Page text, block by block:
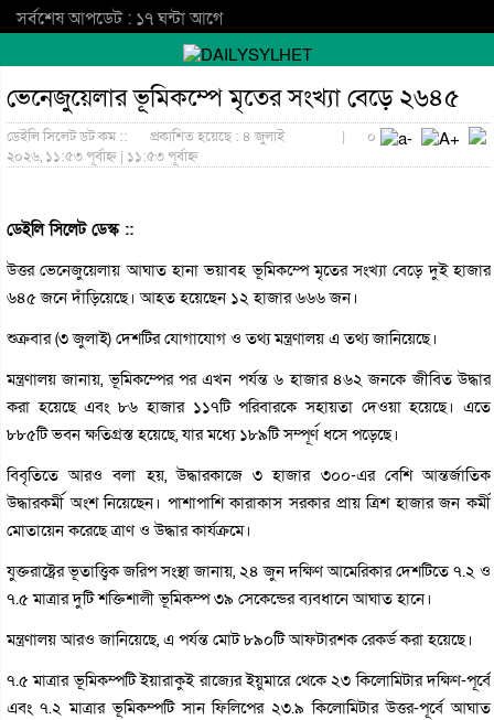
সর্বশেষ আপডেট : ১৭ ঘন্টা আগে
ভেনেজুয়েলার ভূমিকম্পে মৃতের সংখ্যা বেড়ে ২৬৪৫
ডেইলি সিলেট ডট কম ::
প্রকাশিত হয়েছে : ৪ জুলাই
২০২৬, ১১:৫৩ পূর্বাহ্ন | ১১:৫৩ পূর্বাহ্ন
| ০
ডেইলি সিলেট ডেস্ক ::
উত্তর ভেনেজুয়েলায় আঘাত হানা ভয়াবহ ভূমিকম্পে মৃতের সংখ্যা বেড়ে দুই হাজার
৬৪৫ জনে দাঁড়িয়েছে। আহত হয়েছেন ১২ হাজার ৬৬৬ জন।
শুক্রবার (৩ জুলাই) দেশটির যোগাযোগ ও তথ্য মন্ত্রণালয় এ তথ্য জানিয়েছে।
মন্ত্রণালয় জানায়, ভূমিকম্পের পর এখন পর্যন্ত ৬ হাজার ৪৬২ জনকে জীবিত উদ্ধার
করা হয়েছে এবং ৮৬ হাজার ১১৭টি পরিবারকে সহায়তা দেওয়া হয়েছে। এতে
৮৮৫টি ভবন ক্ষতিগ্রস্ত হয়েছে, যার মধ্যে ১৮৯টি সম্পূর্ণ ধসে পড়েছে।
বিবৃতিতে আরও বলা হয়, উদ্ধারকাজে ৩ হাজার ৩০০-এর বেশি আন্তর্জাতিক
উদ্ধারকর্মী অংশ নিয়েছেন। পাশাপাশি কারাকাস সরকার প্রায় ত্রিশ হাজার জন কর্মী
মোতায়েন করেছে ত্রাণ ও উদ্ধার কার্যক্রমে।
যুক্তরাষ্ট্রের ভূতাত্ত্বিক জরিপ সংস্থা জানায়, ২৪ জুন দক্ষিণ আমেরিকার দেশটিতে ৭.২ ও
৭.৫ মাত্রার দুটি শক্তিশালী ভূমিকম্প ৩৯ সেকেন্ডের ব্যবধানে আঘাত হানে।
মন্ত্রণালয় আরও জানিয়েছে, এ পর্যন্ত মোট ৮৯০টি আফটারশক রেকর্ড করা হয়েছে।
৭.৫ মাত্রার ভূমিকম্পটি ইয়ারাকুই রাজ্যের ইয়ুমারে থেকে ২৩ কিলোমিটার দক্ষিণ-পূর্বে
এবং ৭.২ মাত্রার ভূমিকম্পটি সান ফিলিপের ২৩.৯ কিলোমিটার উত্তর-পূর্বে আঘাত